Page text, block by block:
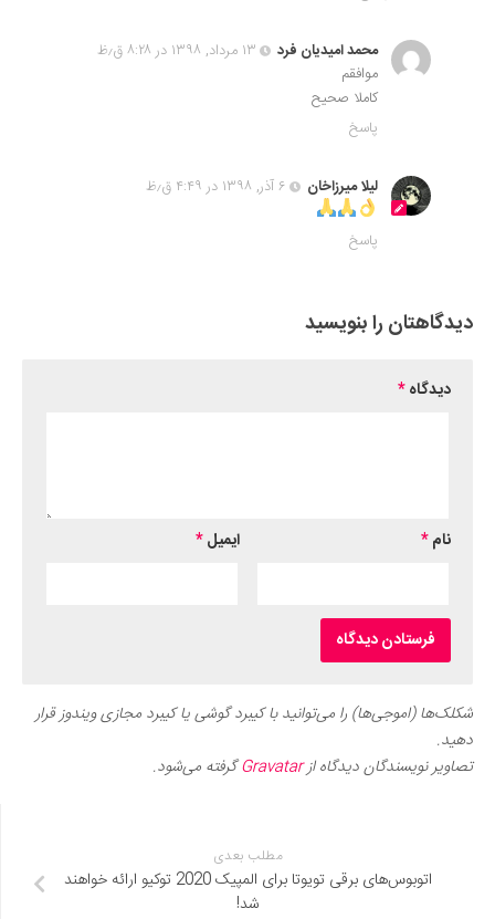
محمد امیدیان فرد
۱۳ مرداد, ۱۳۹۸ در ۸:۲۸ ق٫ظ
موافقم
کاملا صحیح
پاسخ
لیلا میرزاخان ۶ آذر, ۱۳۹۸ در ۴:۴۹ ق٫ظ
پاسخ
دیدگاهتان را بنویسید
دیدگاه*
نام* ایمیل*
شکلک‌ها (اموجی‌ها) را می‌توانید با کیبرد گوشی یا کیبرد مجازی ویندوز قرار
دهید.
تصاویر نویسندگان دیدگاه ازGravatarگرفته می‌شود.
مطلب بعدی
اتوبوس‌های برقی تویوتا برای المپیک 2020 توکیو ارائه خواهند
شد!